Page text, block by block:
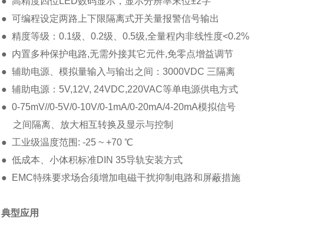
● 可编程设定两路上下限隔离式开关量报警信号输出
● 精度等级：0.1级、0.2级、0.5级,全量程内非线性度<0.2%
● 内置多种保护电路,无需外接其它元件,免零点增益调节
● 辅助电源、模拟量输入与输出之间：3000VDC 三隔离
● 辅助电源：5V,12V, 24VDC,220VAC等单电源供电方式
● 0-75mV//0-5V/0-10V/0-1mA/0-20mA/4-20mA模拟信号
之间隔离、放大相互转换及显示与控制
● 工业级温度范围: -25 ~ +70 ℃
● 低成本、小体积标准DIN 35导轨安装方式
● EMC特殊要求场合须增加电磁干扰抑制电路和屏蔽措施
典型应用